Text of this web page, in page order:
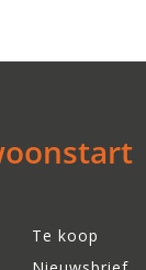
Te koop